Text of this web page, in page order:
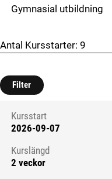
Gymnasial utbildning
Antal Kursstarter: 9
Filter
Kursstart 6264727
Kursstart
2026-09-07
Kurslängd
2 veckor